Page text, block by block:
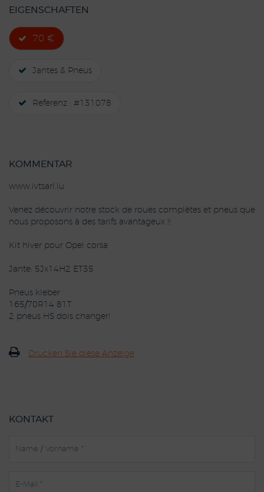
EIGENSCHAFTEN
70 €
Jantes & Pneus
Referenz : #131078
KOMMENTAR
www.ivtsarl.lu
Venez découvrir notre stock de roues complètes et pneus que
nous proposons à des tarifs avantageux !!
Kit hiver pour Opel corsa
Jante: 5Jx14H2 ET35
Pneus kleber
165/70R14 81T
2 pneus HS dois changer!
Drucken Sie diese Anzeige
KONTAKT